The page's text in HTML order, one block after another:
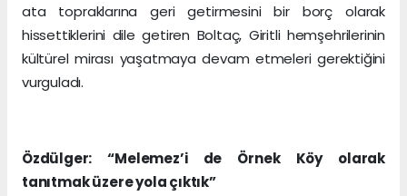
ata topraklarına geri getirmesini bir borç olarak
hissettiklerini dile getiren Boltaç, Giritli hemşehrilerinin
kültürel mirası yaşatmaya devam etmeleri gerektiğini
vurguladı.
Özdülger: “Melemez’i de Örnek Köy olarak
tanıtmak üzere yola çıktık”